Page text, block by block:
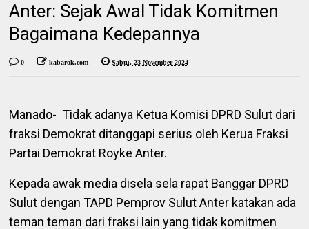
Anter: Sejak Awal Tidak Komitmen
Bagaimana Kedepannya
0 kabarok.com Sabtu, 23 November 2024
Manado- Tidak adanya Ketua Komisi DPRD Sulut dari
fraksi Demokrat ditanggapi serius oleh Kerua Fraksi
Partai Demokrat Royke Anter.
Kepada awak media disela sela rapat Banggar DPRD
Sulut dengan TAPD Pemprov Sulut Anter katakan ada
teman teman dari fraksi lain yang tidak komitmen